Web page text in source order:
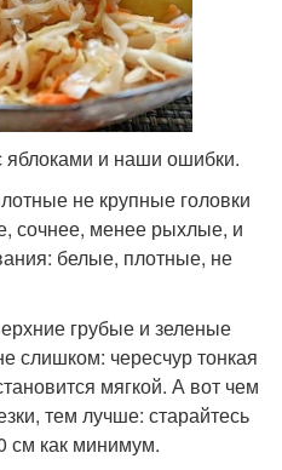
яблоками и наши ошибки.
не крупные головки
сочнее, менее рыхлые, и
белые, плотные, не
грубые и зеленые
слишком: чересчур тонкая
мягкой. А вот чем
тем лучше: старайтесь
см как минимум.